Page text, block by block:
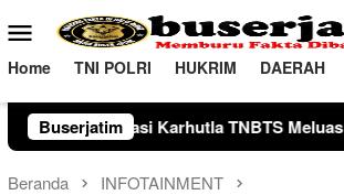
ke
konten
Menu
Mobile
Home TNI POLRI HUKRIM DAERAH
Buserjatim
Meluas Pakar Hukum
Beranda INFOTAINMENT